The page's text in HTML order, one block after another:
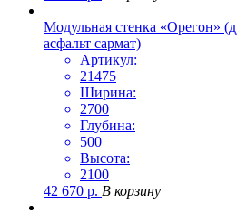
Модульная стенка «Орегон»
асфальт сармат)
Артикул:
21475
Ширина:
2700
Глубина:
500
Высота:
2100
42 670 р. В корзину